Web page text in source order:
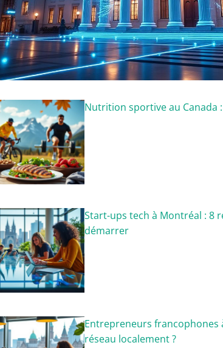
Nutrition sportive au Canada
Start-ups tech à Montréal : 8
démarrer
Entrepreneurs francophones
réseau localement ?